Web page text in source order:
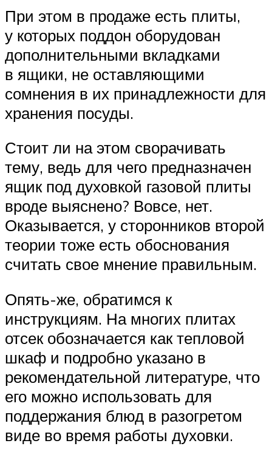
При этом в продаже есть плиты,
у которых поддон оборудован
дополнительными вкладками
в ящики, не оставляющими
сомнения в их принадлежности для
хранения посуды.
Стоит ли на этом сворачивать
тему, ведь для чего предназначен
ящик под духовкой газовой плиты
вроде выяснено? Вовсе, нет.
Оказывается, у сторонников второй
теории тоже есть обоснования
считать свое мнение правильным.
Опять-же, обратимся к
инструкциям. На многих плитах
отсек обозначается как тепловой
шкаф и подробно указано в
рекомендательной литературе, что
его можно использовать для
поддержания блюд в разогретом
виде во время работы духовки.